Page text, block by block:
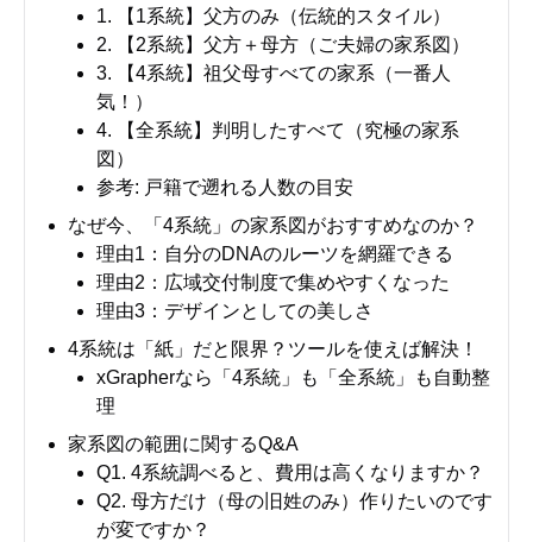
1. 【1系統】父方のみ（伝統的スタイル）
2. 【2系統】父方＋母方（ご夫婦の家系図）
3. 【4系統】祖父母すべての家系（一番人
気！）
4. 【全系統】判明したすべて（究極の家系
図）
参考: 戸籍で遡れる人数の目安
なぜ今、「4系統」の家系図がおすすめなのか？
理由1：自分のDNAのルーツを網羅できる
理由2：広域交付制度で集めやすくなった
理由3：デザインとしての美しさ
4系統は「紙」だと限界？ツールを使えば解決！
xGrapherなら「4系統」も「全系統」も自動整
理
家系図の範囲に関するQ&A
Q1. 4系統調べると、費用は高くなりますか？
Q2. 母方だけ（母の旧姓のみ）作りたいのです
が変ですか？